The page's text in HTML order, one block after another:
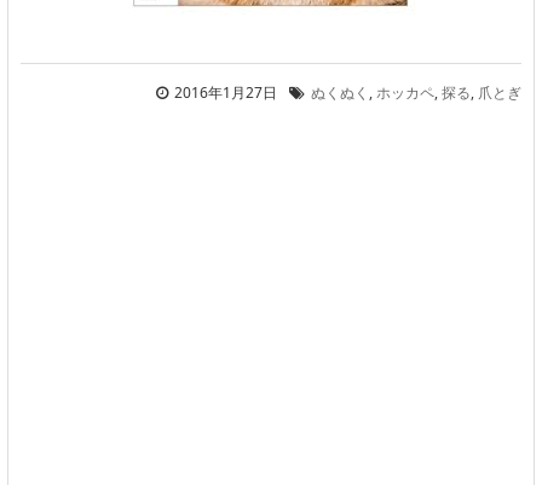
2016年1月27日 ぬくぬく ,ホッカペ,探る, 爪とぎ